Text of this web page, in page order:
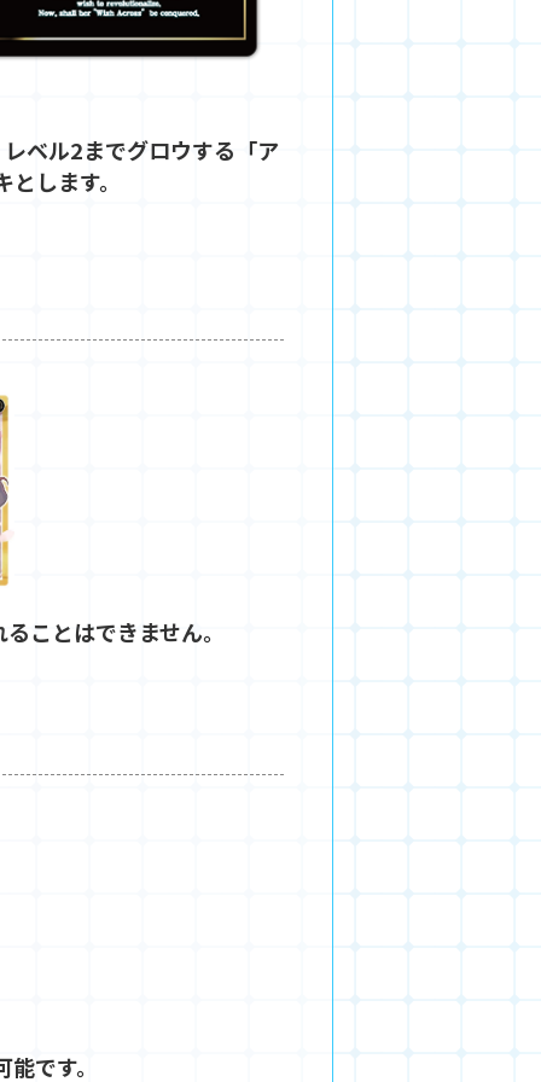
ベル2までグロウする「ア
します。
ことはできません。
です。